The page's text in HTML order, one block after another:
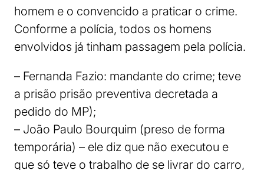
homem e o convencido a praticar o crime.
Conforme a polícia, todos os homens
envolvidos já tinham passagem pela polícia.
– Fernanda Fazio: mandante do crime; teve
a prisão prisão preventiva decretada a
pedido do MP);
– João Paulo Bourquim (preso de forma
temporária) – ele diz que não executou e
que só teve o trabalho de se livrar do carro,